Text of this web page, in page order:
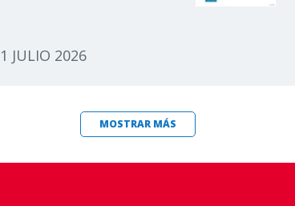
1 JULIO 2026
MOSTRAR MÁS